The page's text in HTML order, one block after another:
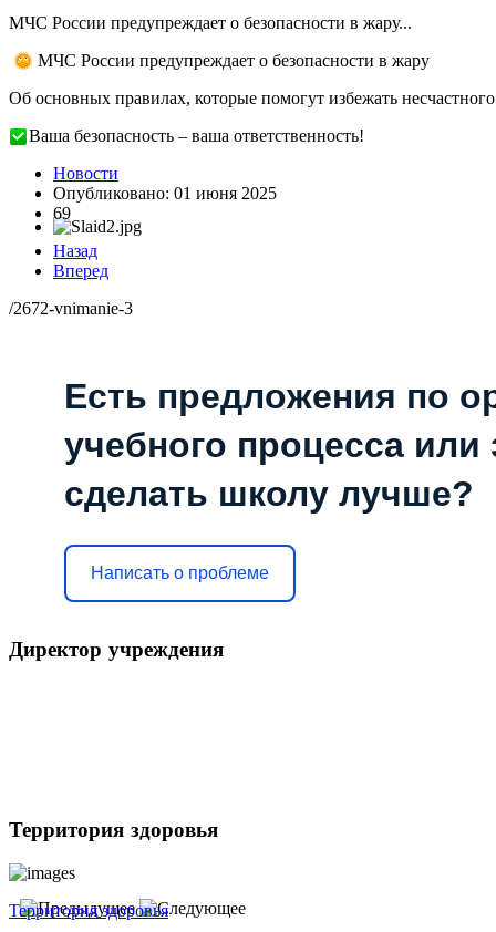
МЧС России предупреждает о безопасности в жару...
МЧС России предупреждает о безопасности в жару
Об основных правилах, которые помогут избежать
Ваша безопасность – ваша ответственность!
Новости
Опубликовано: 01 июня 2025
69
Назад
Вперед
/2672-vnimanie-3
Есть предложения по
учебного процесса или
сделать школу лучше?
Написать о проблеме
Директор учреждения
Территория здоровья
Территория здоровья